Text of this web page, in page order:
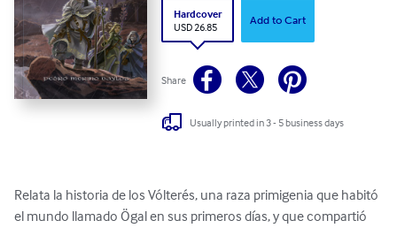
Hardcover
USD 26.85
Add to Cart
Share
Usually printed in 3 - 5 business days
Relata la historia de los Vólterés, una raza primigenia que habitó
el mundo llamado Ögal en sus primeros días, y que compartió